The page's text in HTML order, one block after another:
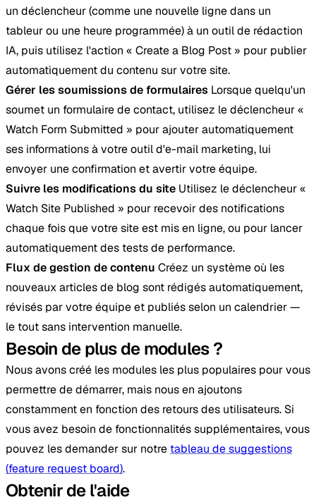
un déclencheur (comme une nouvelle ligne dans un
tableur ou une heure programmée) à un outil de rédaction
IA, puis utilisez l'action « Create a Blog Post » pour publier
automatiquement du contenu sur votre site.
Gérer les soumissions de formulaires Lorsque quelqu'un
soumet un formulaire de contact, utilisez le déclencheur «
Watch Form Submitted » pour ajouter automatiquement
ses informations à votre outil d'e-mail marketing, lui
envoyer une confirmation et avertir votre équipe.
Suivre les modifications du site Utilisez le déclencheur «
Watch Site Published » pour recevoir des notifications
chaque fois que votre site est mis en ligne, ou pour lancer
automatiquement des tests de performance.
Flux de gestion de contenu Créez un système où les
nouveaux articles de blog sont rédigés automatiquement,
révisés par votre équipe et publiés selon un calendrier —
le tout sans intervention manuelle.
Besoin de plus de modules ?
Nous avons créé les modules les plus populaires pour vous
permettre de démarrer, mais nous en ajoutons
constamment en fonction des retours des utilisateurs. Si
vous avez besoin de fonctionnalités supplémentaires, vous
pouvez les demander sur notre tableau de suggestions
(feature request board).
Obtenir de l'aide